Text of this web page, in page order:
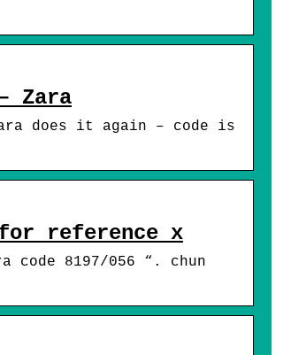
Zara
does it again – code is
reference x
8197/056 “. chun